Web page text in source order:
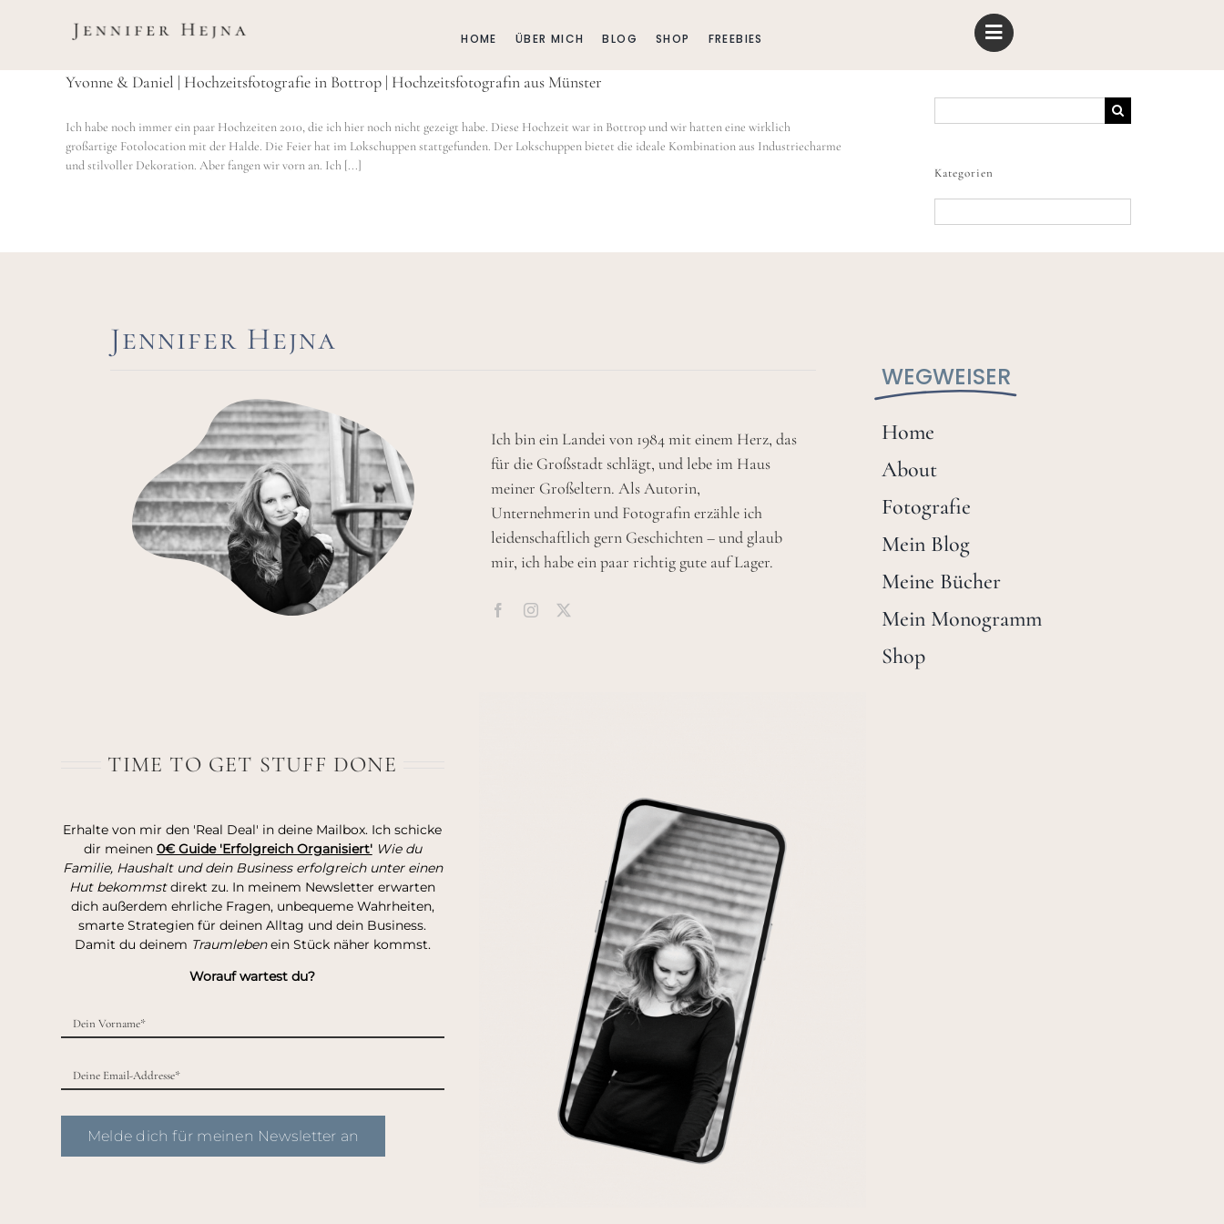
HOME ÜBER MICH BLOG SHOP FREEBIES
Yvonne & Daniel | Hochzeitsfotografie in Bottrop | Hochzeitsfotografin aus Münster
Ich habe noch immer ein paar Hochzeiten 2010, die ich hier noch nicht gezeigt habe. Diese Hochzeit war in Bottrop und wir hatten eine wirklich
großartige Fotolocation mit der Halde. Die Feier hat im Lokschuppen stattgefunden. Der Lokschuppen bietet die ideale Kombination aus Industriecharme
und stilvoller Dekoration. Aber fangen wir vorn an. Ich [...]
nach:
Kategorien
Jennifer Hejna
Ich bin ein Landei von 1984 mit einem Herz, das
für die Großstadt schlägt, und lebe im Haus
meiner Großeltern. Als Autorin,
Unternehmerin und Fotografin erzähle ich
leidenschaftlich gern Geschichten – und glaub
mir, ich habe ein paar richtig gute auf Lager.
WEGWEISER
Home
About
Fotografie
Mein Blog
Meine Bücher
Mein Monogramm
Shop
TIME TO GET STUFF DONE
Erhalte von mir den 'Real Deal' in deine Mailbox. Ich schicke
dir meinen 0€ Guide 'Erfolgreich Organisiert' Wie du
Familie, Haushalt und dein Business erfolgreich unter einen
Hut bekommstdirekt zu. In meinem Newsletter erwarten
dich außerdem ehrliche Fragen, unbequeme Wahrheiten,
smarte Strategien für deinen Alltag und dein Business.
Damit du deinem Traumlebenein Stück näher kommst.
Worauf wartest du?
Melde dich für meinen Newsletter an